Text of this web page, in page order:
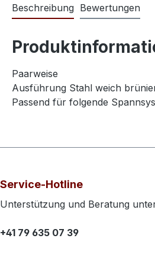
Beschreibung Bewertungen
Paarweise
Ausführung Stahl weich
Passend für folgende
Service-Hotline
Unterstützung und Beratung
+41 79 635 07 39